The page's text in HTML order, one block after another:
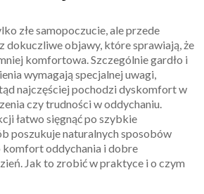
złe samopoczucie, ale przede
dokuczliwe objawy, które sprawiają, że
komfortowa. Szczególnie gardło i
wymagają specjalnej uwagi,
najczęściej pochodzi dyskomfort w
czy trudności w oddychaniu.
łatwo sięgnąć po szybkie
poszukuje naturalnych sposobów
komfort oddychania i dobre
Jak to zrobić w praktyce i o czym